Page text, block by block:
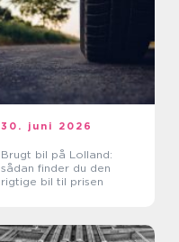
30. juni 2026
Brugt bil på Lolland:
sådan finder du den
rigtige bil til prisen